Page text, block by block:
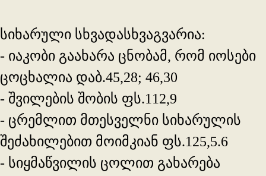
სიხარული სხვადასხვაგვარია:
- იაკობი გაახარა ცნობამ, რომ იოსები
ცოცხალია დაბ.45,28; 46,30
- შვილების შობის ფს.112,9
- ცრემლით მთესველნი სიხარულის
შეძახილებით მოიმკიან ფს.125,5.6
- სიყმაწვილის ცოლით გახარება